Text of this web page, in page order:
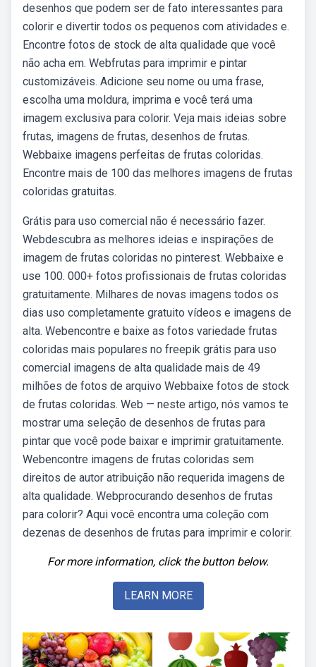
desenhos que podem ser de fato interessantes para
colorir e divertir todos os pequenos com atividades e.
Encontre fotos de stock de alta qualidade que você
não acha em. Webfrutas para imprimir e pintar
customizáveis. Adicione seu nome ou uma frase,
escolha uma moldura, imprima e você terá uma
imagem exclusiva para colorir. Veja mais ideias sobre
frutas, imagens de frutas, desenhos de frutas.
Webbaixe imagens perfeitas de frutas coloridas.
Encontre mais de 100 das melhores imagens de frutas
coloridas gratuitas.
Grátis para uso comercial não é necessário fazer.
Webdescubra as melhores ideias e inspirações de
imagem de frutas coloridas no pinterest. Webbaixe e
use 100. 000+ fotos profissionais de frutas coloridas
gratuitamente. Milhares de novas imagens todos os
dias uso completamente gratuito vídeos e imagens de
alta. Webencontre e baixe as fotos variedade frutas
coloridas mais populares no freepik grátis para uso
comercial imagens de alta qualidade mais de 49
milhões de fotos de arquivo Webbaixe fotos de stock
de frutas coloridas. Web — neste artigo, nós vamos te
mostrar uma seleção de desenhos de frutas para
pintar que você pode baixar e imprimir gratuitamente.
Webencontre imagens de frutas coloridas sem
direitos de autor atribuição não requerida imagens de
alta qualidade. Webprocurando desenhos de frutas
para colorir? Aqui você encontra uma coleção com
dezenas de desenhos de frutas para imprimir e colorir.
For more information, click the button below.
LEARN MORE